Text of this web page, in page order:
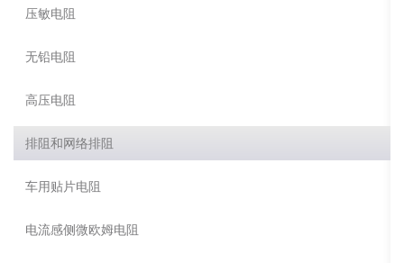
压敏电阻
无铅电阻
高压电阻
排阻和网络排阻
车用贴片电阻
电流感侧微欧姆电阻